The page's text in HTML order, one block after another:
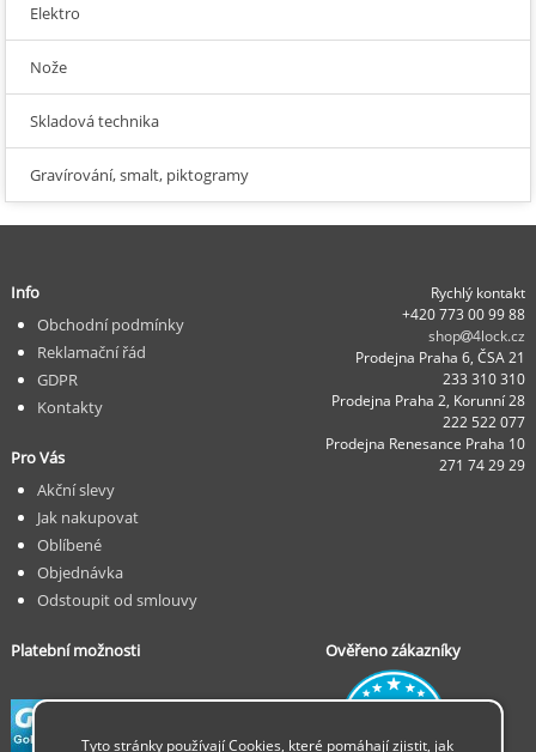
Elektro
Nože
Skladová technika
Gravírování, smalt, piktogramy
Rychlý kontakt
+420 773 00 99 88
shop
4lock.cz
Prodejna Praha 6, ČSA 21
233 310 310
Prodejna Praha 2, Korunní 28
222 522 077
Prodejna Renesance Praha 10
271 74 29 29
Info
Obchodní podmínky
Reklamační řád
GDPR
Kontakty
Pro Vás
Akční slevy
Jak nakupovat
Oblíbené
Objednávka
Odstoupit od smlouvy
Platební možnosti Ověřeno zákazníky
Tyto stránky používají Cookies, které pomáhají zjistit, jak